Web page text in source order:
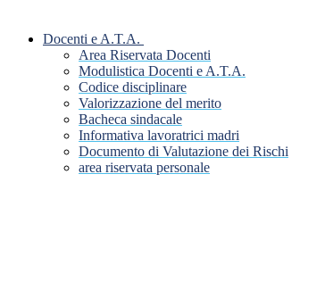
Docenti e A.T.A.
Area Riservata Docenti
Modulistica Docenti e A.T.A.
Codice disciplinare
Valorizzazione del merito
Bacheca sindacale
Informativa lavoratrici madri
Documento di Valutazione dei Rischi
area riservata personale